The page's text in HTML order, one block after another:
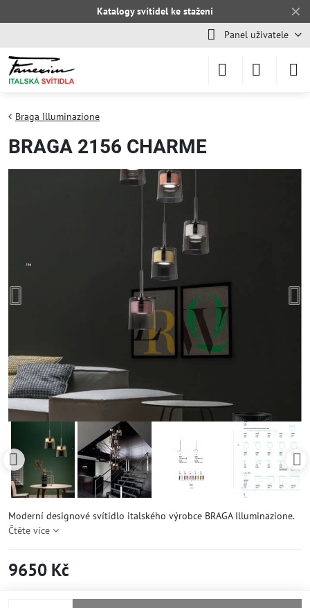
✕
Katalogy svítidel ke stažení
Panel uživatele
Braga Illuminazione
BRAGA 2156 CHARME
Moderní designové svítidlo italského výrobce BRAGA Illuminazione.
Čtěte více
9650 Kč